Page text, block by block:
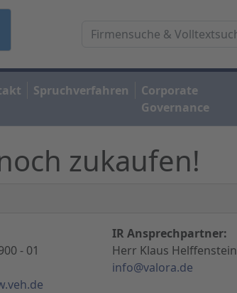
Spruchverfahren
Corporate
Governance
zukaufen!
- 01
IR Ansprechpartner:
Herr Klaus Helffenstein
info@valora.de